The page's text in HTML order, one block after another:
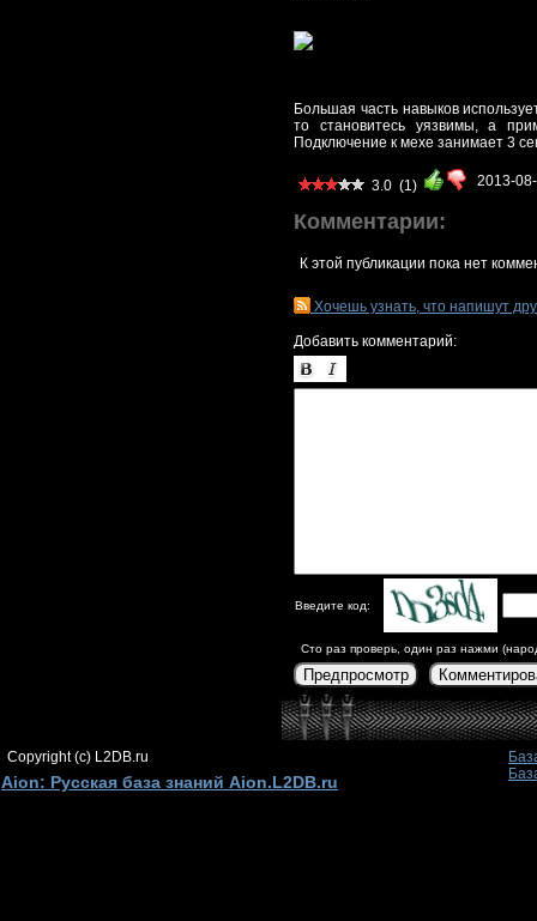
Большая часть навыков
то становитесь уязвимы, а
Подключение к мехе занимает 3
3.0 (1) 2013-
Комментарии:
К этой публикации пока нет
Хочешь узнать, что напишут
Добавить комментарий:
Введите код:
Сто раз проверь, один раз нажми
Предпросмотр
Copyright (c) L2DB.ru
Aion: Русская база знаний Aion.L2DB.ru